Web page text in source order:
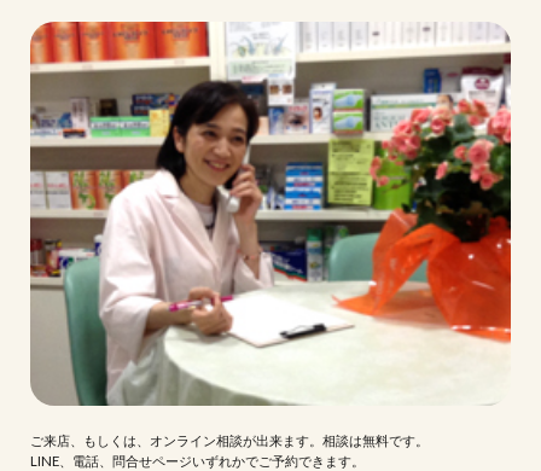
ご来店、もしくは、オンライン相談が出来ます。相談は無料です。
LINE、電話、問合せページいずれかでご予約できます。